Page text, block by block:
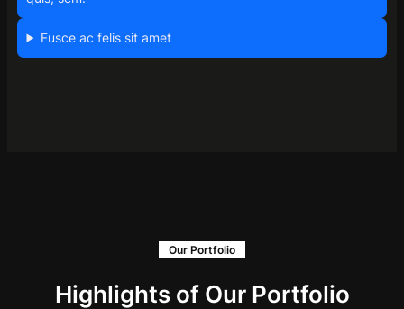
Fusce ac felis sit amet
Our Portfolio
Highlights of Our Portfolio